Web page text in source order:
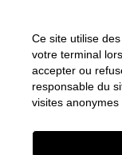
achats
Ce site utilise
votre terminal
accepter ou
responsable du
visites anonymes